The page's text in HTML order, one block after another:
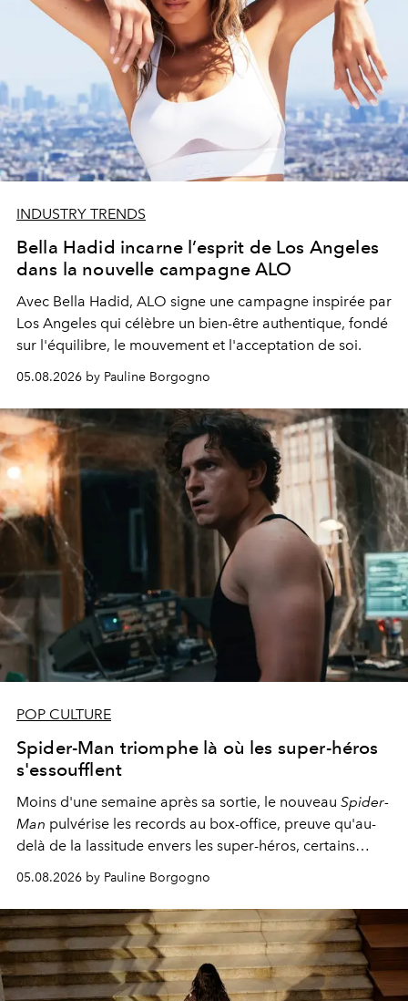
INDUSTRY TRENDS
Bella Hadid incarne l’esprit de Los Angeles
dans la nouvelle campagne ALO
Avec Bella Hadid, ALO signe une campagne inspirée par
Los Angeles qui célèbre un bien-être authentique, fondé
sur l'équilibre, le mouvement et l'acceptation de soi.
05.08.2026 by Pauline Borgogno
POP CULTURE
Spider-Man triomphe là où les super-héros
s'essoufflent
Moins d'une semaine après sa sortie, le nouveau Spider-
Man pulvérise les records au box-office, preuve qu'au-
delà de la lassitude envers les super-héros, certains
personnages continuent de susciter une ferveur intacte.
05.08.2026 by Pauline Borgogno